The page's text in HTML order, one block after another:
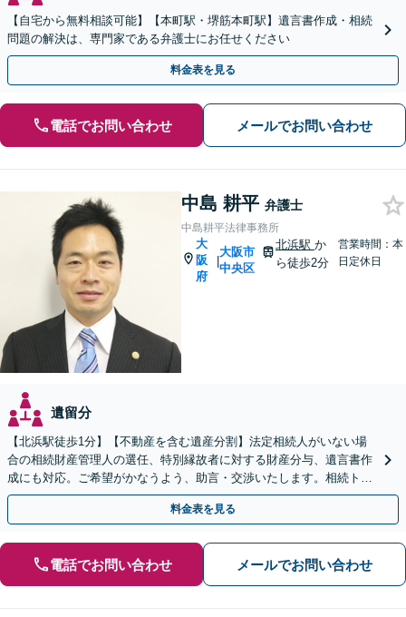
【自宅から無料相談可能】【本町駅・堺筋本町駅】遺言書作成・相続
問題の解決は、専門家である弁護士にお任せください
料金表を見る
電話でお問い合わせ メールでお問い合わせ
中島 耕平 弁護士
中島耕平法律事務所
大
阪
府
|
大阪市
中央区
北浜駅 か
ら徒歩2分
営業時間：本
日定休日
遺留分
【北浜駅徒歩1分】【不動産を含む遺産分割】法定相続人がいない場
合の相続財産管理人の選任、特別縁故者に対する財産分与、遺言書作
成にも対応。ご希望がかなうよう、助言・交渉いたします。相続トラ
ブルはお任せください！【税理士と連携】【秘密厳守】
料金表を見る
電話でお問い合わせ メールでお問い合わせ